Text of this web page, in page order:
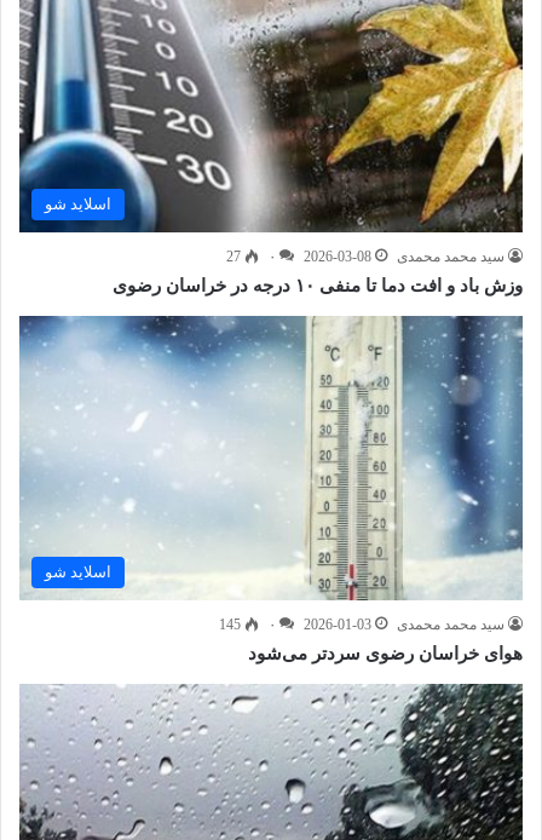
اسلاید شو
سید محمد محمدی 2026-03-08 ۰ 27
وزش باد و افت دما تا منفی ۱۰ درجه در خراسان رضوی
اسلاید شو
سید محمد محمدی 2026-01-03 ۰ 145
هوای خراسان رضوی سردتر می‌شود